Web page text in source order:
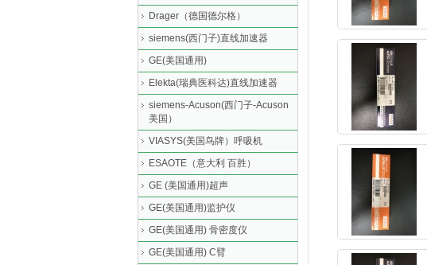
Drager（德国德尔格）
siemens(西门子)直线加速器
GE(美国通用)
Elekta(瑞典医科达)直线加速器
siemens-Acuson(西门子-Acuson
美国）
VIASYS(美国鸟牌）呼吸机
ESAOTE（意大利 百胜）
GE (美国通用)超声
GE(美国通用)监护仪
GE(美国通用) 骨密度仪
GE(美国通用) C臂